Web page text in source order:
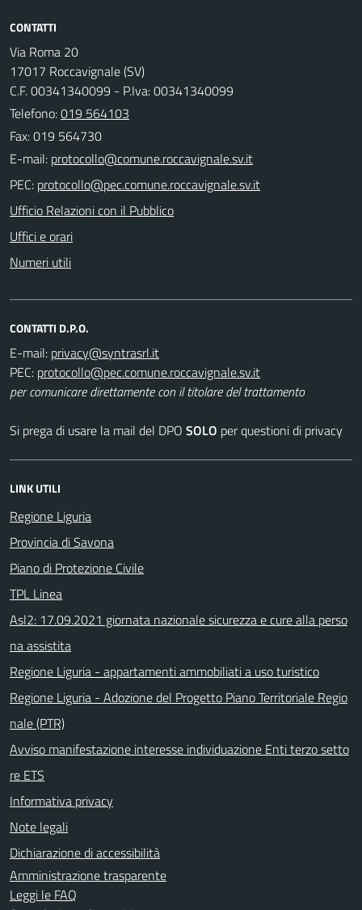
CONTATTI
Via Roma 20
17017 Roccavignale (SV)
C.F. 00341340099 - P.Iva: 00341340099
Telefono:019 564103
Fax: 019 564730
E-mail:
PEC:
Ufficio Relazioni con il Pubblico
Uffici e orari
Numeri utili
CONTATTI D.P.O.
E-mail:
PEC:
per comunicare direttamente con il titolare del trattamento
Si prega di usare la mail del DPO SOLO per questioni di privacy
LINK UTILI
Regione Liguria
Provincia di Savona
Piano di Protezione Civile
TPL Linea
Asl2: 17.09.2021 giornata nazionale sicurezza e cure alla perso
na assistita
Regione Liguria - appartamenti ammobiliati a uso turistico
Regione Liguria - Adozione del Progetto Piano Territoriale Regio
nale (PTR)
Avviso manifestazione interesse individuazione Enti terzo setto
re ETS
Informativa privacy
Note legali
Dichiarazione di accessibilità
Amministrazione trasparente
Leggi le FAQ